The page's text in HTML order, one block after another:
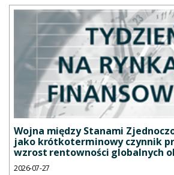
Wojna między Stanami
jako krótkoterminowy czynnik
wzrost rentowności globalnych
2026-07-27